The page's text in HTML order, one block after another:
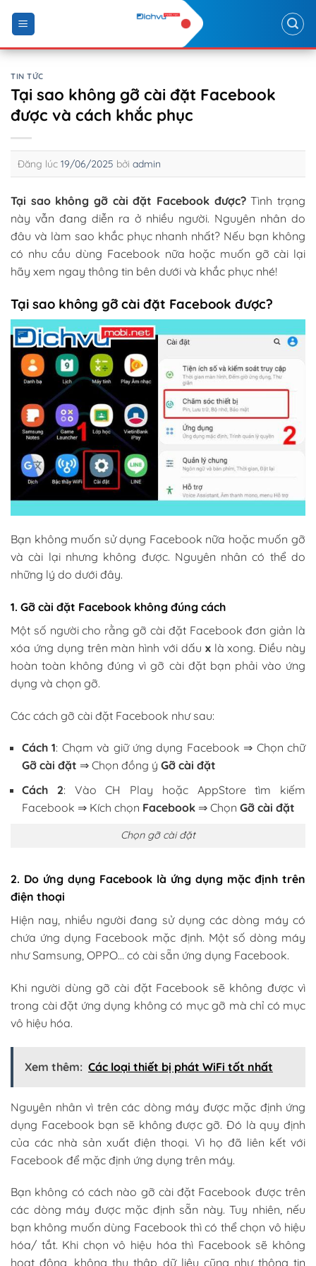
content
TIN TỨC
Tại sao không gỡ cài đặt Facebook
được và cách khắc phục
Đăng lúc 19/06/2025 bởi admin
Tại sao không gỡ cài đặt Facebook được?Tình trạng
này vẫn đang diễn ra ở nhiều người. Nguyên nhân do
đâu và làm sao khắc phục nhanh nhất? Nếu bạn không
có nhu cầu dùng Facebook nữa hoặc muốn gỡ cài lại
hãy xem ngay thông tin bên dưới và khắc phục nhé!
Tại sao không gỡ cài đặt Facebook được?
Bạn không muốn sử dụng Facebook nữa hoặc muốn gỡ
và cài lại nhưng không được. Nguyên nhân có thể do
những lý do dưới đây.
1. Gỡ cài đặt Facebook không đúng cách
Một số người cho rằng gỡ cài đặt Facebook đơn giản là
xóa ứng dụng trên màn hình với dấu xlà xong. Điều này
hoàn toàn không đúng vì gỡ cài đặt bạn phải vào ứng
dụng và chọn gỡ.
Các cách gỡ cài đặt Facebook như sau:
Cách 1: Chạm và giữ ứng dụng Facebook ⇒ Chọn chữ
Gỡ cài đặt ⇒ Chọn đồng ý Gỡ cài đặt
Cách 2: Vào CH Play hoặc AppStore tìm kiếm
Facebook ⇒ Kích chọn Facebook ⇒ Chọn Gỡ cài đặt
Chọn gỡ cài đặt
2. Do ứng dụng Facebook là ứng dụng mặc định trên
điện thoại
Hiện nay, nhiều người đang sử dụng các dòng máy có
chứa ứng dụng Facebook mặc định. Một số dòng máy
như Samsung, OPPO… có cài sẵn ứng dụng Facebook.
Khi người dùng gỡ cài đặt Facebook sẽ không được vì
trong cài đặt ứng dụng không có mục gỡ mà chỉ có mục
vô hiệu hóa.
Xem thêm: Các loại thiết bị phát WiFi tốt nhất
Nguyên nhân vì trên các dòng máy được mặc định ứng
dụng Facebook bạn sẽ không được gỡ. Đó là quy định
của các nhà sản xuất điện thoại. Vì họ đã liên kết với
Facebook để mặc định ứng dụng trên máy.
Bạn không có cách nào gỡ cài đặt Facebook được trên
các dòng máy được mặc định sẵn này. Tuy nhiên, nếu
bạn không muốn dùng Facebook thì có thể chọn vô hiệu
hóa/ tắt. Khi chọn vô hiệu hóa thì Facebook sẽ không
hoạt động, không thu thập dữ liệu cũng như thông tin